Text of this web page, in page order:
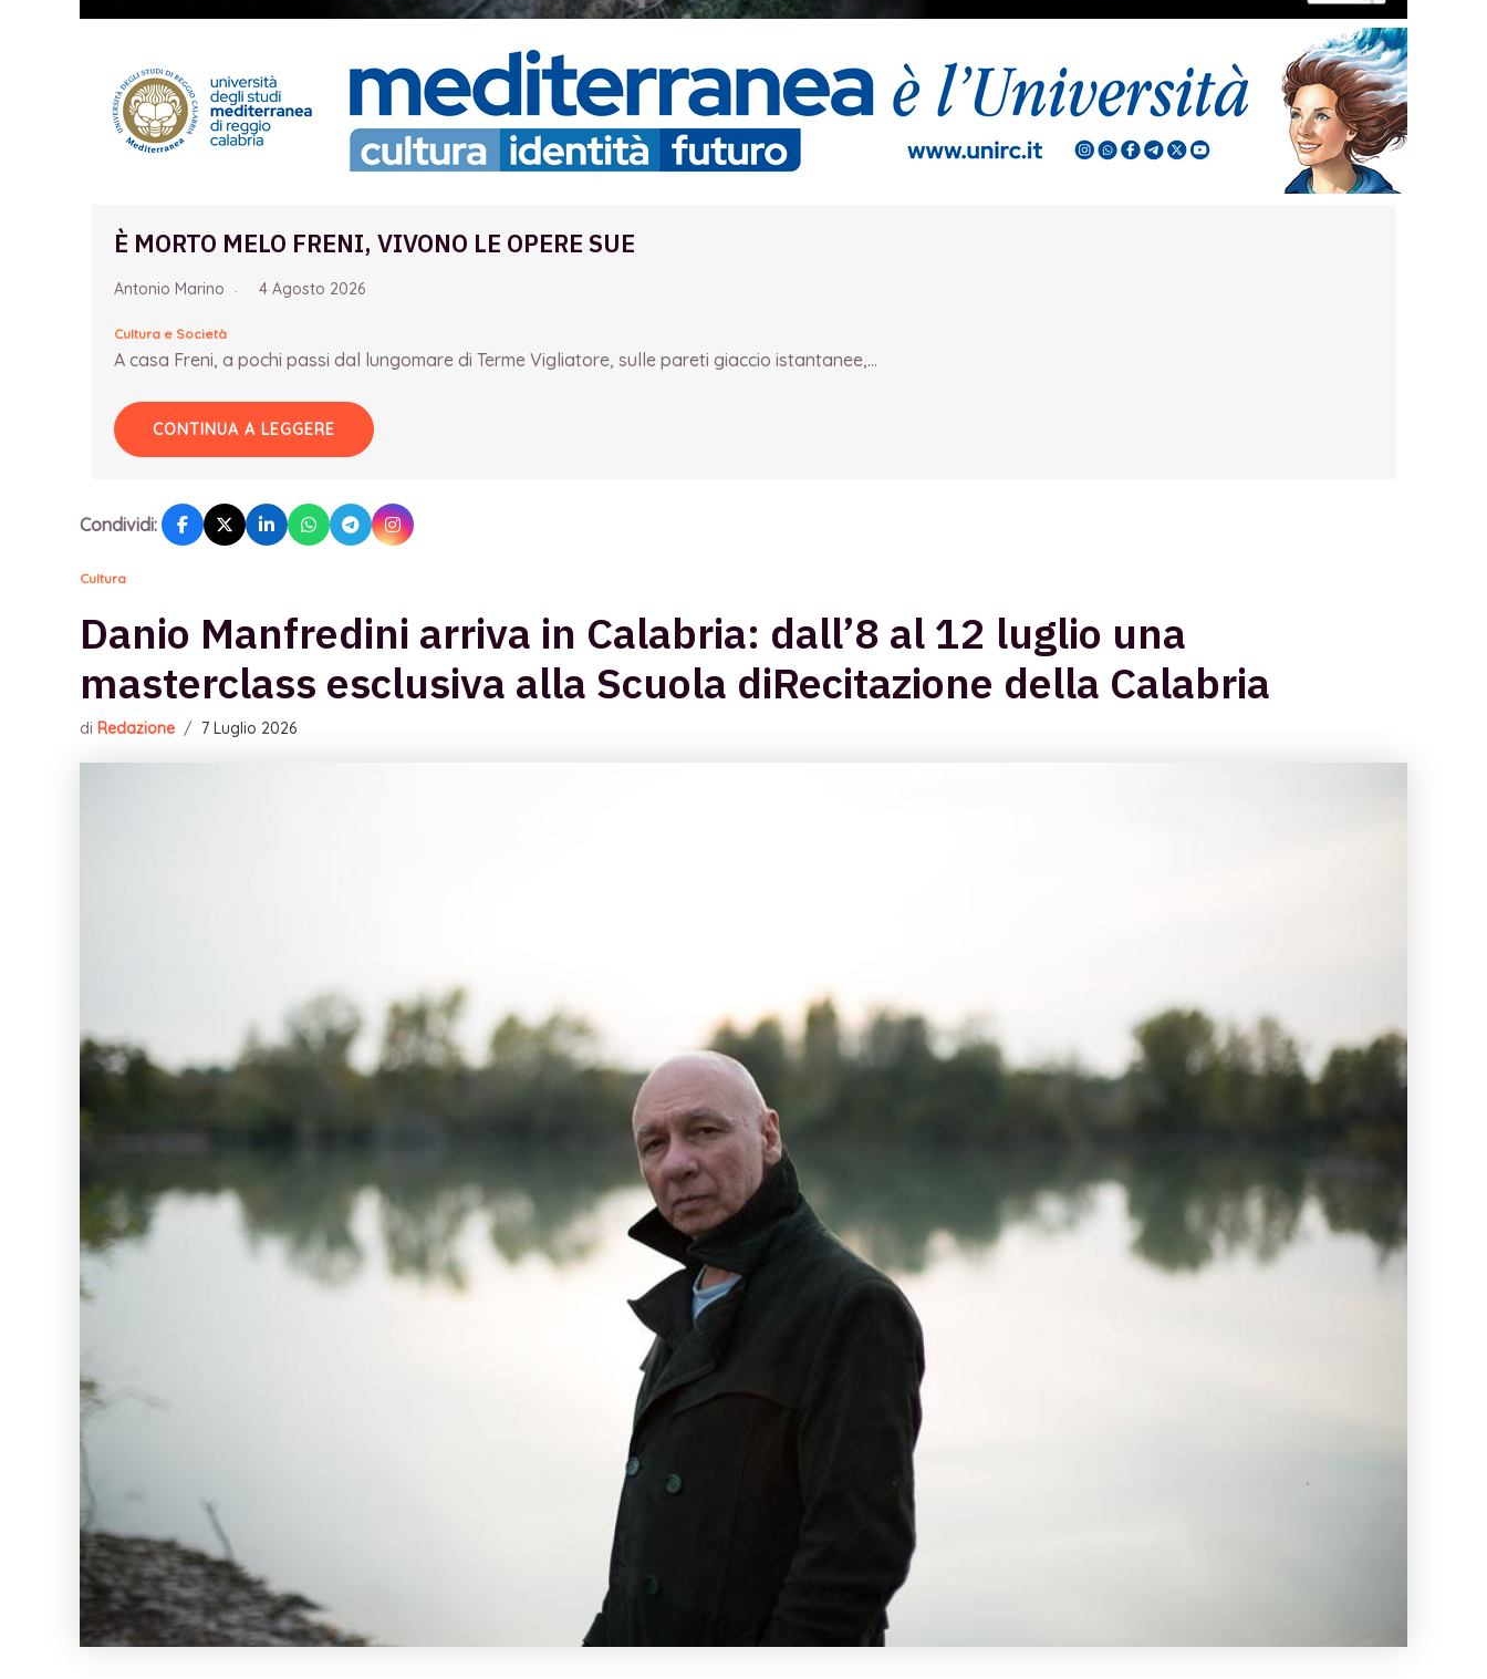
È MORTO MELO FRENI, VIVONO LE OPERE SUE
Antonio Marino 4 Agosto 2026
Cultura e Società
A casa Freni, a pochi passi dal lungomare di Terme Vigliatore, sulle pareti giaccio istantanee,...
CONTINUA A LEGGERE
Condividi:
Cultura
Danio Manfredini arriva in Calabria: dall’8 al 12 luglio una
masterclass esclusiva alla Scuola diRecitazione della Calabria
di Redazione / 7 Luglio 2026